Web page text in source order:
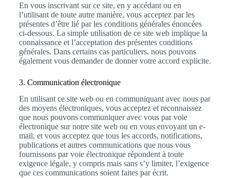
En vous inscrivant sur ce site, en y accédant ou en
l’utilisant de toute autre manière, vous acceptez par les
présentes d’être lié par les conditions générales énoncées
ci-dessous. La simple utilisation de ce site web implique la
connaissance et l’acceptation des présentes conditions
générales. Dans certains cas particuliers, nous pouvons
également vous demander de donner votre accord explicite.
3. Communication électronique
En utilisant ce site web ou en communiquant avec nous par
des moyens électroniques, vous acceptez et reconnaissez
que nous pouvons communiquer avec vous par voie
électronique sur notre site web ou en vous envoyant un e-
mail, et vous acceptez que tous les accords, notifications,
publications et autres communications que nous vous
fournissons par voie électronique répondent à toute
exigence légale, y compris mais sans s’y limiter, l’exigence
que ces communications soient faites par écrit.